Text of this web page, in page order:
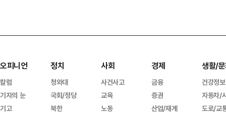
오피니언
칼럼
기자의 눈
기고
정치
청와대
국회/정당
북한
사회
사건사고
교육
노동
경제
금융
증권
산업/재계
생활/
건강정보
자동차/
도로/교